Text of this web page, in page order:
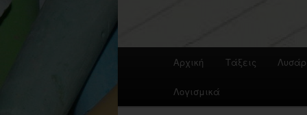
Αρχική Τάξεις
Λογισμικά